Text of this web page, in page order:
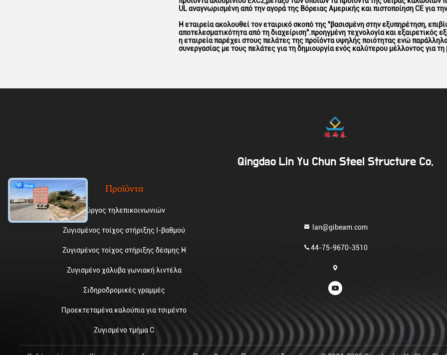
UL αναγνωρισμένη από την αγορά της Βόρειας Αμερικής και πιστοποίηση CE για
Η εταιρεία ακολουθεί τον εταιρικό σκοπό της "βασισμένη στην εξυπηρέτηση,
αποτελεσματικότητα από τη διαχείριση".προηγμένη τεχνολογία και
η εταιρεία παρέχει στους πελάτες της προϊόντα υψηλής ποιότητας ενώ
συνεργασίας με τους πελάτες για τη δημιουργία ενός καλύτερου μέλλοντος για τη
Qingdao Lin Yu Chun Steel Structure Co.
Προϊόντα
πύργος τηλεπικοινωνιών
Ζυγισμένος τοίχος στήριξης I-βαθμού
Ζυγισμένος τοίχος στήριξης δέσμης H
Ζυγισμένο χάλυβα γωνιακή λιντέλα
Σιδηροδρομικές γραμμές
Προεκτεταμένα καλούπια για τσιμέντο
Ζυγισμένο τμήμα C
lan@gibeam.com
44-75-9670-3510